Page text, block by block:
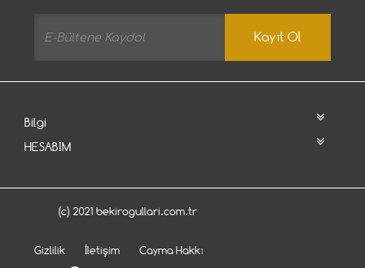
Kayıt Ol
Bilgi
HESABIM
(c) 2021 bekirogullari.com.tr
Gizlilik İletişim Cayma Hakkı